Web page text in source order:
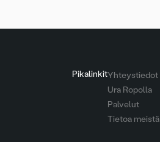
PikalinkitYhteystiedot
Ura Ropolla
Palvelut
Tietoa meistä